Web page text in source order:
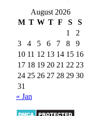
August 2026
M T W T F S
S
1
2
3
4 5 6 7 8
9
10 11 12 13 14 15 16
17 18 19 20 21 22 23
24 25 26 27 28 29 30
31
« Jan